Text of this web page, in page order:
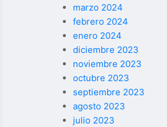
marzo 2024
febrero 2024
enero 2024
diciembre 2023
noviembre 2023
octubre 2023
septiembre 2023
agosto 2023
julio 2023